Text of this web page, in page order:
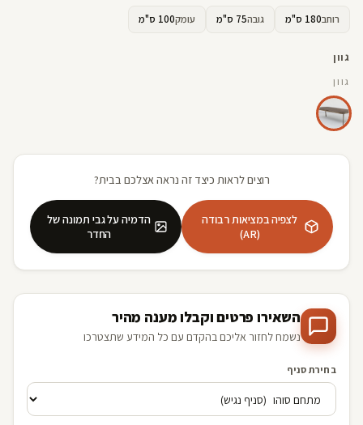
רוחב180 ס"מ גובה75 ס"מ עומק100 ס"מ
גוון
גוון
רוצים לראות כיצד זה נראה אצלכם בבית?
לצפיה במציאות רבודה
(AR)
הדמיה על גבי תמונה של
החדר
השאירו פרטים וקבלו מענה מהיר
נשמח לחזור אליכם בהקדם עם כל המידע שתצטרכו
בחירת סניף